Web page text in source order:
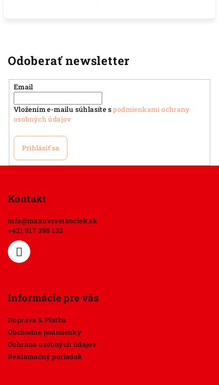
Odoberať newsletter
Email
Vložením e-mailu súhlasíte spodmienkami ochrany
osobných údajov
Prihlásiť sa
Kontakt
info@maxovsvetkociek.sk
+421 917 398 132
Informácie pre vás
Doprava & Platba
Obchodné podmienky
Ochrana osobných údajov
Reklamačný poriadok